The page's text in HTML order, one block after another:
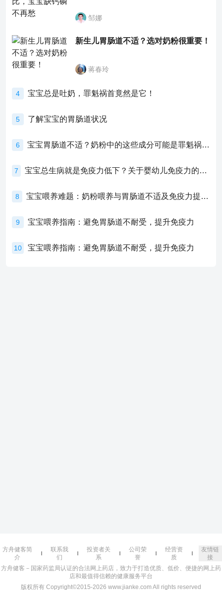
邹娜
新生儿胃肠道不适？选对奶粉很重要！
蒋春玲
4 宝宝总是吐奶，罪魁祸首竟然是它！
5 了解宝宝的胃肠道状况
6 宝宝胃肠道不适？奶粉中的这些成分可能是罪魁祸首！
7 宝宝总生病就是免疫力低下？关于婴幼儿免疫力的真相，家长必须了解！
8 宝宝喂养难题：奶粉喂养与胃肠道不适及免疫力提升的奥秘
9 宝宝喂养指南：避免胃肠道不耐受，提升免疫力
10 宝宝喂养指南：避免胃肠道不耐受，提升免疫力
方舟健客简
介
联系我
们
投资者关
系
公司荣
誉
经营资
质
友情链
接
方舟健客－国家药监局认证的合法网上药店，致力于打造优质、低价、便捷的网上药
店和最值得信赖的健康服务平台
版权所有 Copyright©2015-2026 www.jianke.com All rights reserved